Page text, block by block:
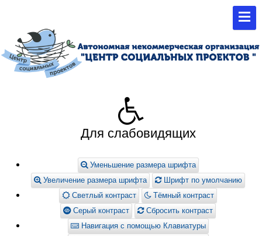
Для слабовидящих
Уменьшение размера шрифта
Увеличение размера шрифта
Шрифт по умолчанию
Светлый контраст
Тёмный контраст
Серый контраст
Сбросить контраст
Навигация с помощью Клавиатуры